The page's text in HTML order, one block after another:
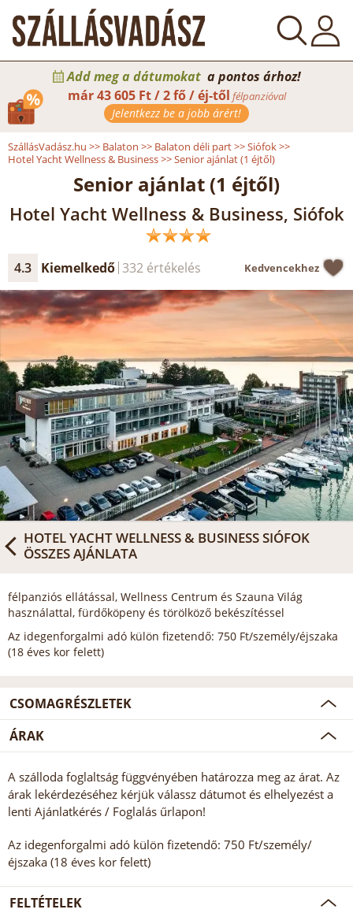
Add meg a dátumokat a pontos árhoz!
már43 605 Ft / 2 fő / éj-től félpanzióval
Jelentkezz be a jobb árért!
SzállásVadász.hu >> Balaton >> Balaton déli part>>Siófok>>
Hotel Yacht Wellness & Business>>Senior ajánlat (1 éjtől)
Senior ajánlat (1 éjtől)
Hotel Yacht Wellness & Business, Siófok
4.3 Kiemelkedő 332 értékelés Kedvencekhez
HOTEL YACHT WELLNESS & BUSINESS SIÓFOK
ÖSSZES AJÁNLATA
félpanziós ellátással, Wellness Centrum és Szauna Világ
használattal, fürdőköpeny és törölköző bekészítéssel
Az idegenforgalmi adó külön fizetendő: 750 Ft/személy/éjszaka
(18 éves kor felett)
CSOMAGRÉSZLETEK
ÁRAK
A szálloda foglaltság függvényében határozza meg az árat. Az
árak lekérdezéséhez kérjük válassz dátumot és elhelyezést a
lenti Ajánlatkérés / Foglalás űrlapon!
Az idegenforgalmi adó külön fizetendő: 750 Ft/személy/
éjszaka (18 éves kor felett)
FELTÉTELEK